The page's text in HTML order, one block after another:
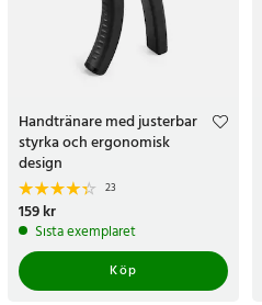
Handtränare med justerbar
styrka och ergonomisk
design
23
Pris:159 kr
159 kr
Sista exemplaret
Köp